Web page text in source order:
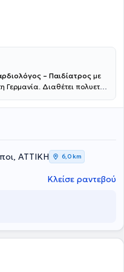
– Παιδίατρος με
Γερμανία. Διαθέτει πολυετή
συγγενών και
εμπειρία στη διαγνωστική
με αυξημένες ανάγκες
αξιολόγηση και
στο πλαίσιο του
Έσσεν, διασφαλίζοντας
Σήμερα εργάζεται στο
στην ασφάλεια του
ΑΤΤΙΚΗ 6,0 km
Κλείσε ραντεβού